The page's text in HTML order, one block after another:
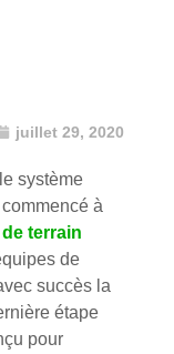
juillet 29, 2020
système
à
terrain
de
succès la
étape
pour